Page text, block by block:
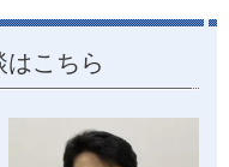
はこちら